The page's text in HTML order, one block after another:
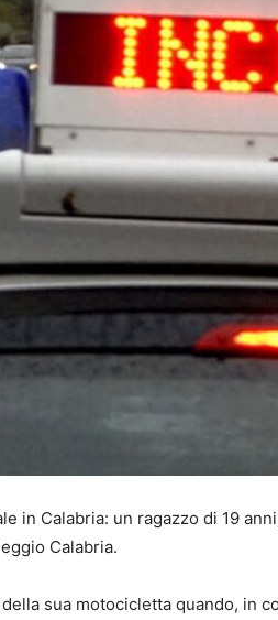
in Calabria: un ragazzo di 19
Calabria.
sua motocicletta quando, in